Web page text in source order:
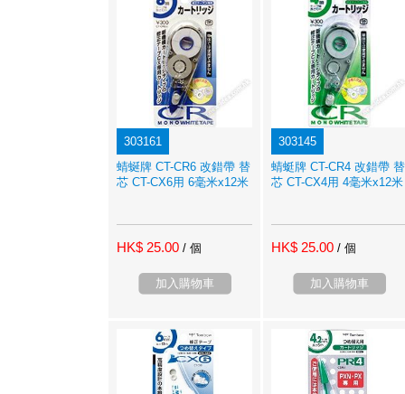
303161
蜻蜒牌 CT-CR6 改錯帶 替
芯 CT-CX6用 6毫米x12米
HK$ 25.00 / 個
加入購物車
303145
蜻蜓牌 CT-CR4 改錯帶 替
芯 CT-CX4用 4毫米x12米
HK$ 25.00 / 個
加入購物車